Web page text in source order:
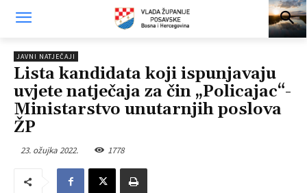
JAVNI NATJEČAJI
Lista kandidata koji ispunjavaju
uvjete natječaja za čin „Policajac“-
Ministarstvo unutarnjih poslova
ŽP
23. ožujka 2022. 1778